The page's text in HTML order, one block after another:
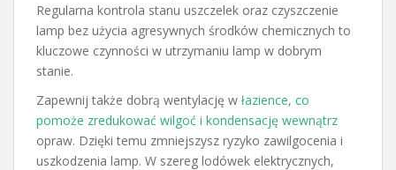
Regularna kontrola stanu uszczelek oraz czyszczenie
lamp bez użycia agresywnych środków chemicznych to
kluczowe czynności w utrzymaniu lamp w dobrym
stanie.
Zapewnij także dobrą wentylację w łazience, co
pomoże zredukować wilgoć i kondensację wewnątrz
opraw. Dzięki temu zmniejszysz ryzyko zawilgocenia i
uszkodzenia lamp. W szereg lodówek elektrycznych,